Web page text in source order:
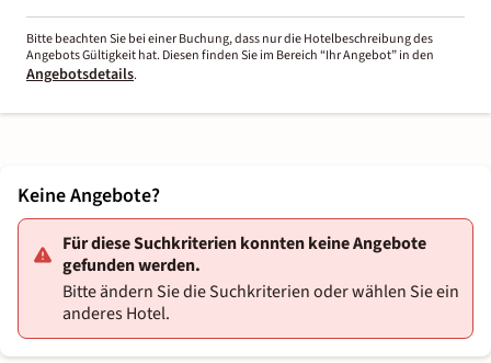
Bitte beachten Sie bei einer Buchung, dass nur die Hotelbeschreibung des
Angebots Gültigkeit hat. Diesen finden Sie im Bereich “Ihr Angebot” in den
Angebotsdetails.
Keine Angebote?
Für diese Suchkriterien konnten keine Angebote
gefunden werden.
Bitte ändern Sie die Suchkriterien oder wählen Sie ein
anderes Hotel.